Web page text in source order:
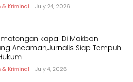
& Kriminal July 24, 2026
kapal Di Makbon
Ancaman,Jurnalis Siap Tempuh
& Kriminal July 4, 2026